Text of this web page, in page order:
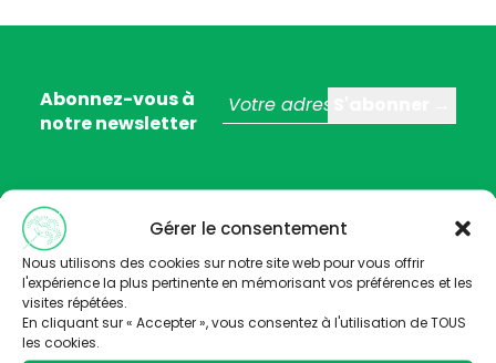
Gérer le consentement
Nous utilisons des cookies sur notre site web pour vous offrir
l'expérience la plus pertinente en mémorisant vos préférences et les
visites répétées.
En cliquant sur « Accepter », vous consentez à l'utilisation de TOUS
les cookies.
Abonnez-vous à
notre newsletter
Trois stratégies éditoriales :
– valoriser la thématique santé-environnement